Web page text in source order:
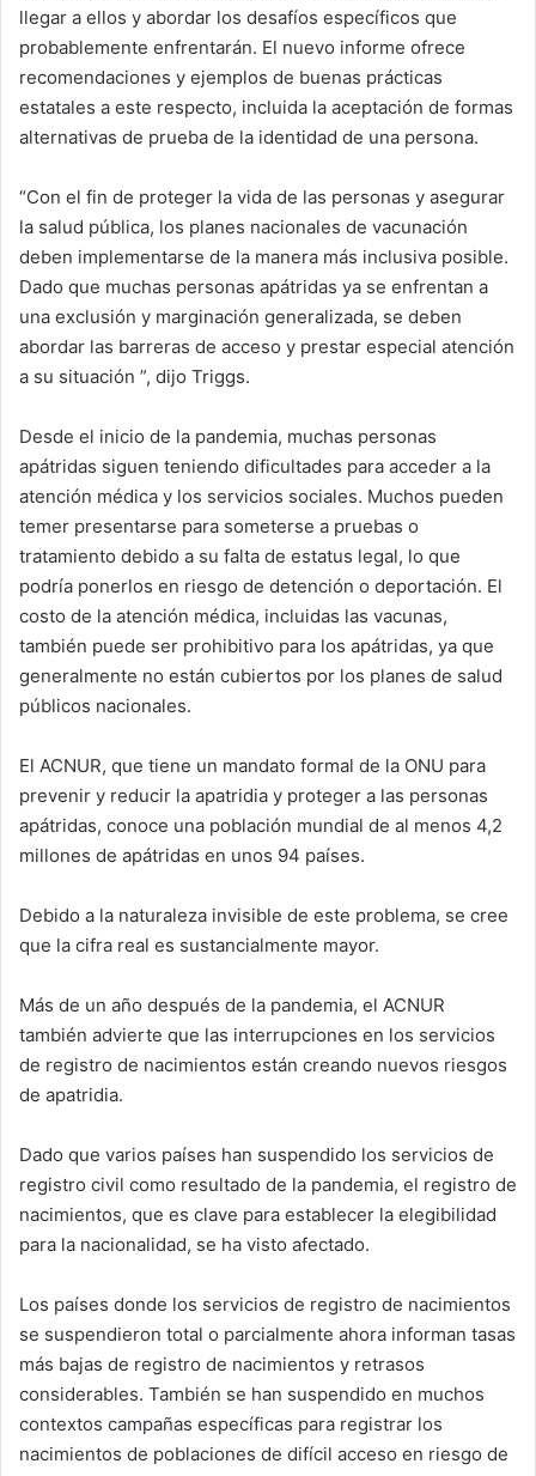
llegar a ellos y abordar los desafíos específicos que
probablemente enfrentarán. El nuevo informe ofrece
recomendaciones y ejemplos de buenas prácticas
estatales a este respecto, incluida la aceptación de formas
alternativas de prueba de la identidad de una persona.
“Con el fin de proteger la vida de las personas y asegurar
la salud pública, los planes nacionales de vacunación
deben implementarse de la manera más inclusiva posible.
Dado que muchas personas apátridas ya se enfrentan a
una exclusión y marginación generalizada, se deben
abordar las barreras de acceso y prestar especial atención
a su situación ”, dijo Triggs.
Desde el inicio de la pandemia, muchas personas
apátridas siguen teniendo dificultades para acceder a la
atención médica y los servicios sociales. Muchos pueden
temer presentarse para someterse a pruebas o
tratamiento debido a su falta de estatus legal, lo que
podría ponerlos en riesgo de detención o deportación. El
costo de la atención médica, incluidas las vacunas,
también puede ser prohibitivo para los apátridas, ya que
generalmente no están cubiertos por los planes de salud
públicos nacionales.
El ACNUR, que tiene un mandato formal de la ONU para
prevenir y reducir la apatridia y proteger a las personas
apátridas, conoce una población mundial de al menos 4,2
millones de apátridas en unos 94 países.
Debido a la naturaleza invisible de este problema, se cree
que la cifra real es sustancialmente mayor.
Más de un año después de la pandemia, el ACNUR
también advierte que las interrupciones en los servicios
de registro de nacimientos están creando nuevos riesgos
de apatridia.
Dado que varios países han suspendido los servicios de
registro civil como resultado de la pandemia, el registro de
nacimientos, que es clave para establecer la elegibilidad
para la nacionalidad, se ha visto afectado.
Los países donde los servicios de registro de nacimientos
se suspendieron total o parcialmente ahora informan tasas
más bajas de registro de nacimientos y retrasos
considerables. También se han suspendido en muchos
contextos campañas específicas para registrar los
nacimientos de poblaciones de difícil acceso en riesgo de